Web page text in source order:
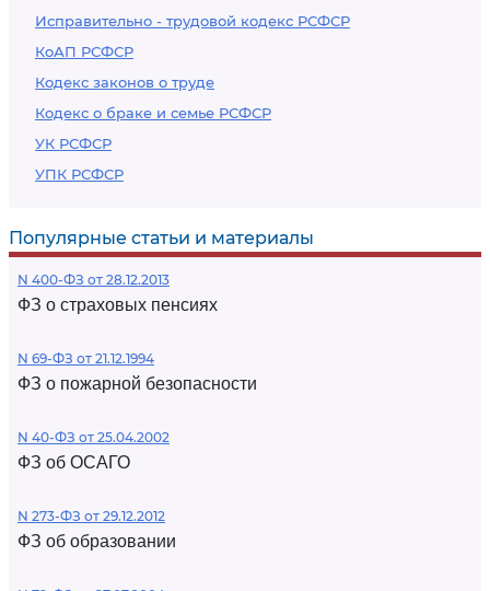
Исправительно - трудовой кодекс РСФСР
КоАП РСФСР
Кодекс законов о труде
Кодекс о браке и семье РСФСР
УК РСФСР
УПК РСФСР
Популярные статьи и материалы
N 400-ФЗ от 28.12.2013
ФЗ о страховых пенсиях
N 69-ФЗ от 21.12.1994
ФЗ о пожарной безопасности
N 40-ФЗ от 25.04.2002
ФЗ об ОСАГО
N 273-ФЗ от 29.12.2012
ФЗ об образовании